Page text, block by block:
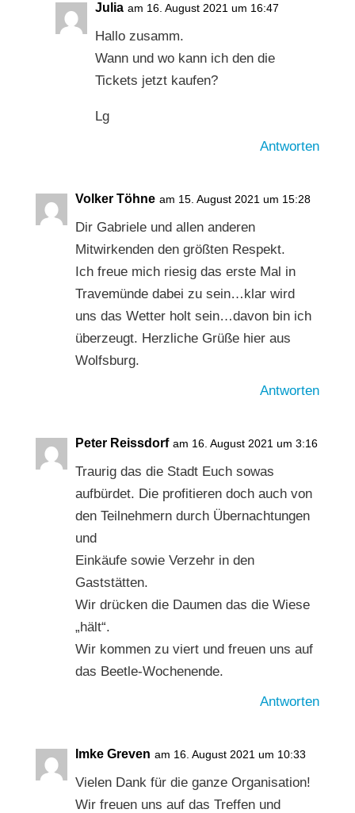
Julia am 16. August 2021 um 16:47
Hallo zusamm.
Wann und wo kann ich den die
Tickets jetzt kaufen?
Lg
Antworten
Volker Töhne am 15. August 2021 um 15:28
Dir Gabriele und allen anderen
Mitwirkenden den größten Respekt.
Ich freue mich riesig das erste Mal in
Travemünde dabei zu sein…klar wird
uns das Wetter holt sein…davon bin ich
überzeugt. Herzliche Grüße hier aus
Wolfsburg.
Antworten
Peter Reissdorf am 16. August 2021 um 3:16
Traurig das die Stadt Euch sowas
aufbürdet. Die profitieren doch auch von
den Teilnehmern durch Übernachtungen
und
Einkäufe sowie Verzehr in den
Gaststätten.
Wir drücken die Daumen das die Wiese
„hält“.
Wir kommen zu viert und freuen uns auf
das Beetle-Wochenende.
Antworten
Imke Greven am 16. August 2021 um 10:33
Vielen Dank für die ganze Organisation!
Wir freuen uns auf das Treffen und